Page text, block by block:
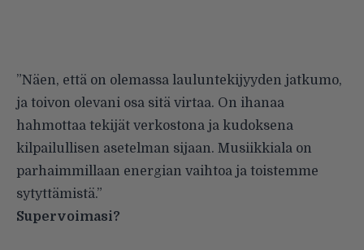
”Näen, että on olemassa lauluntekijyyden jatkumo,
ja toivon olevani osa sitä virtaa. On ihanaa
hahmottaa tekijät verkostona ja kudoksena
kilpailullisen asetelman sijaan. Musiikkiala on
parhaimmillaan energian vaihtoa ja toistemme
sytyttämistä.”
Supervoimasi?